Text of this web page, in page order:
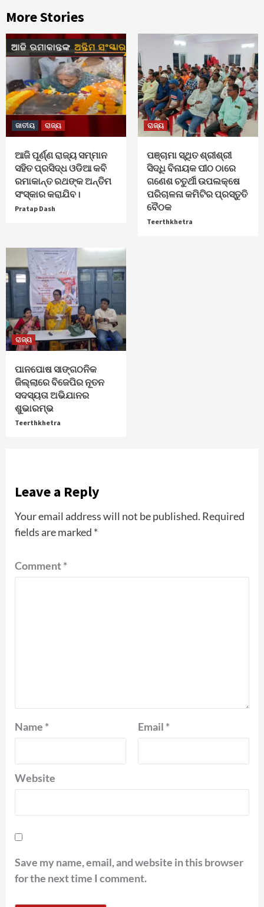
More Stories
ଜାତୀୟ ରାଜ୍ୟ
ଆଜି ପୂର୍ଣ୍ଣ ରାଜ୍ୟ ସମ୍ମାନ
ସହିତ ପ୍ରସିଦ୍ଧ ଓଡିଆ କବି
ରମାକାନ୍ତ ରଥଙ୍କ ଅନ୍ତିମ
ସଂସ୍କାର କରାଯିବ।
Pratap Dash
ରାଜ୍ୟ
ପଞ୍ଚାମା ସ୍ଥିତ ଶ୍ରୀଶ୍ରୀ
ସିଦ୍ଧି ବିନାୟକ ପୀଠ ଠାରେ
ଗଣେଶ ଚତୁର୍ଥୀ ଉପଲକ୍ଷେ
ପରିଚାଳନା କମିଟିର ପ୍ରସ୍ତୁତି
ବୈଠକ
Teerthkhetra
ରାଜ୍ୟ
ପାନପୋଷ ସାଙ୍ଗଠନିକ
ଜିଲ୍ଲାରେ ବିଜେପିର ନୂତନ
ସଦସ୍ୟତା ଅଭିଯାନର
ଶୁଭାରମ୍ଭ
Teerthkhetra
Leave a Reply
Your email address will not be published. Required
fields are marked *
Comment*
Name * Email *
Website
Save my name, email, and website in this browser
for the next time I comment.